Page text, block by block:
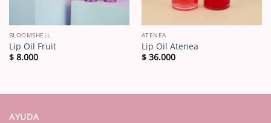
BLOOMSHELL
Lip Oil Fruit
$8.000
ATENEA
Lip Oil Atenea
$36.000
AYUDA